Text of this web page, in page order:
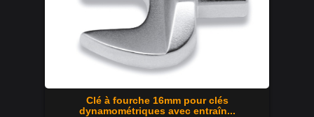
Clé à fourche 16mm pour clés
dynamométriques avec entraîn...